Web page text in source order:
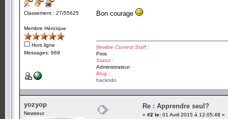
Classement : 27/55625
Membre Héroïque
Hors ligne
Messages: 669
Bon courage
Newbie Contest Staff :
Pixis
Statut :
Administrateur
Blog :
hackndo
yozyop
Newseur
Re : Apprendre seul?
« #2 le: 01 Avril 2015 à 12:05:48 »